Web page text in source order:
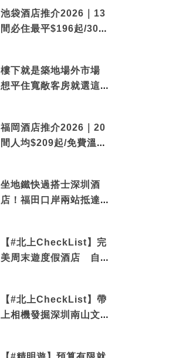
池袋酒店推介2026｜13
間必住最平$196起/30秒
樓下就是築地場外市場
想平住寬敞客房就選這間
福岡酒店推介2026｜20
間人均$209起/免費溫泉/
坐地鐵快過搭士深圳酒
店！福田口岸兩站抵達
【#北上CheckList】完
美周末遊度假酒店 自帶
【#北上CheckList】帶
上相機發掘深圳南山文藝